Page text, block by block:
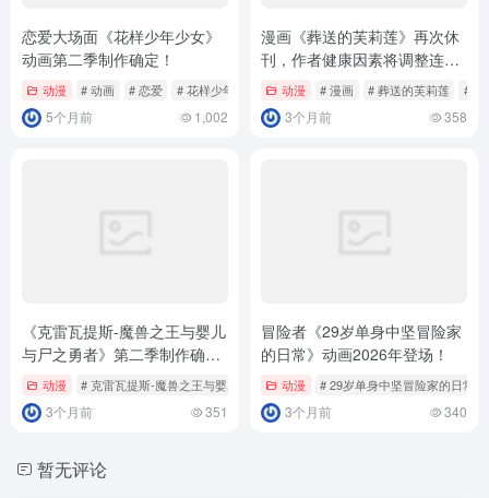
恋爱大场面《花样少年少女》
动画第二季制作确定！
动漫 # 动画 # 恋爱 # 花样少年少女
5个月前 1,002
漫画《葬送的芙莉莲》再次休
刊，作者健康因素将调整连
载！动漫 # 漫画 # 葬送的芙莉莲 # 连
3个月前 358
《克雷瓦提斯-魔兽之王与婴儿
与尸之勇者》第二季制作确
定！动漫 # 克雷瓦提斯-魔兽之王与婴儿与尸之勇者
3个月前 351
冒险者《29岁单身中坚冒险家
的日常》动画2026年登场！
动漫 # 29岁单身中坚冒险家的日常
3个月前 340
暂无评论